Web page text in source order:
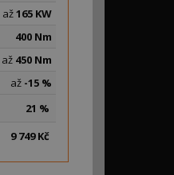
až165 KW
400 Nm
až 450 Nm
až -15 %
21 %
9 749 Kč